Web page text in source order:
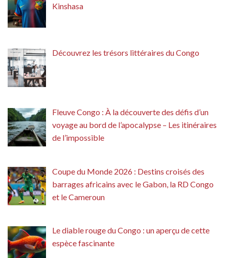
Kinshasa
Découvrez les trésors littéraires du Congo
Fleuve Congo : À la découverte des défis d’un
voyage au bord de l’apocalypse – Les itinéraires
de l’impossible
Coupe du Monde 2026 : Destins croisés des
barrages africains avec le Gabon, la RD Congo
et le Cameroun
Le diable rouge du Congo : un aperçu de cette
espèce fascinante